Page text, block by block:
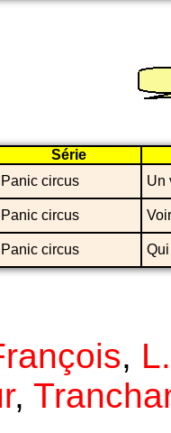
Série
Panic circus Un
Panic circus
Panic circus
,
,